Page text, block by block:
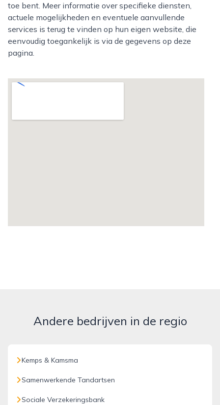
toe bent. Meer informatie over specifieke diensten,
actuele mogelijkheden en eventuele aanvullende
services is terug te vinden op hun eigen website, die
eenvoudig toegankelijk is via de gegevens op deze
pagina.
Andere bedrijven in de regio
Kemps & Kamsma
Samenwerkende Tandartsen
Sociale Verzekeringsbank